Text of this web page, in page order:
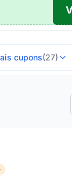
cupons(27)